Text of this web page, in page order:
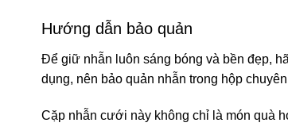
Hướng dẫn bảo quản
Để giữ nhẫn luôn sáng bóng và bền đẹp,
dụng, nên bảo quản nhẫn trong hộp
Cặp nhẫn cưới này không chỉ là món quà